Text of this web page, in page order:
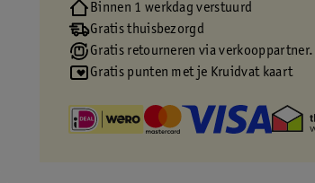
Binnen 1 werkdag verstuurd
Gratis thuisbezorgd
Gratis retourneren via verkooppartner.
Gratis punten met je Kruidvat kaart